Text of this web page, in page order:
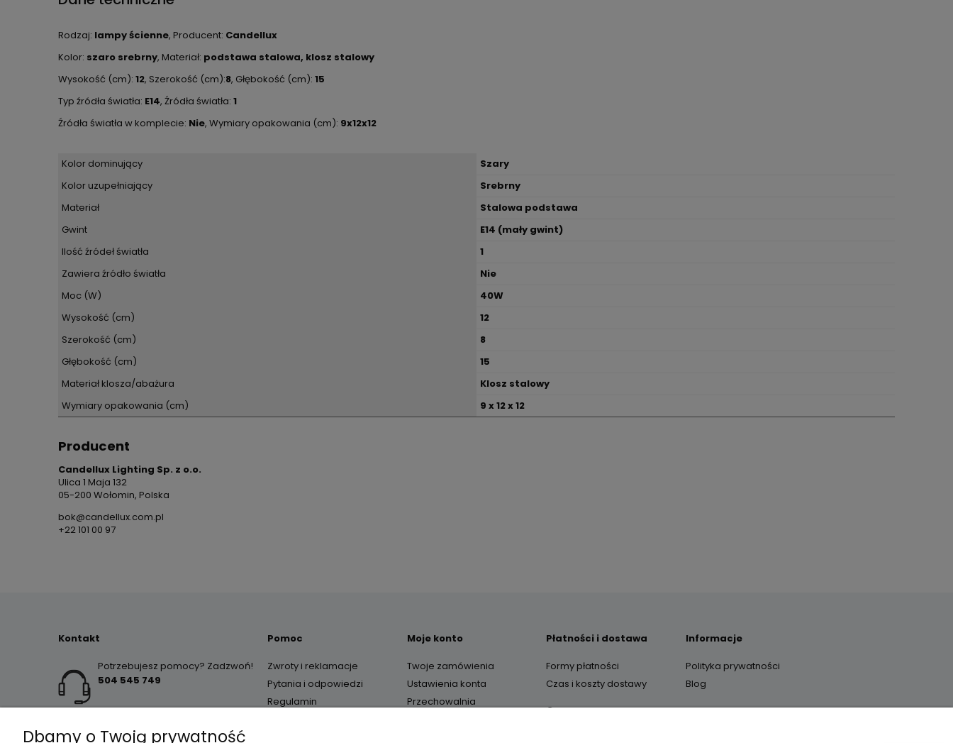
Rodzaj: lampy ścienne, Producent: Candellux
Kolor: szaro srebrny, Materiał: podstawa stalowa, klosz stalowy
Wysokość (cm): 12, Szerokość (cm):8, Głębokość (cm): 15
Typ źródła światła: E14, Źródła światła: 1
Źródła światła w komplecie: Nie, Wymiary opakowania (cm): 9x12x12
Kolor dominujący
Szary
Kolor uzupełniający
Srebrny
Materiał
Stalowa podstawa
Gwint
E14 (mały gwint)
Ilość źródeł światła
1
Zawiera źródło światła
Nie
Moc (W)
40W
Wysokość (cm)
12
Szerokość (cm)
8
Głębokość (cm)
15
Materiał klosza/abażura
Klosz stalowy
Wymiary opakowania (cm)
9 x 12 x 12
Producent
Candellux Lighting Sp. z o.o.
Ulica 1 Maja 132
05-200 Wołomin, Polska
bok@candellux.com.pl
+22 101 00 97
Kontakt
Potrzebujesz pomocy? Zadzwoń!
504 545 749
Pomoc
Zwroty i reklamacje
Pytania i odpowiedzi
Regulamin
Moje konto
Twoje zamówienia
Ustawienia konta
Przechowalnia
Płatności i dostawa
Formy płatności
Czas i koszty dostawy
Informacje
Polityka prywatności
Blog
O nas
Dbamy o Twoją prywatność